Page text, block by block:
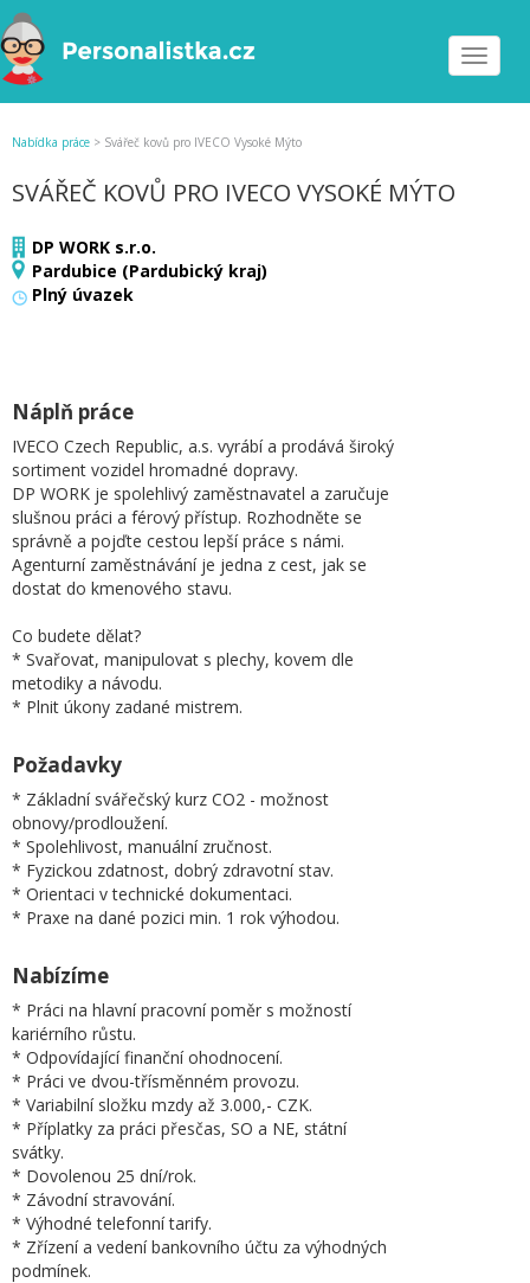
Toggle
Nabídka práce > Svářeč kovů pro IVECO Vysoké Mýto
SVÁŘEČ KOVŮ PRO IVECO VYSOKÉ MÝTO
DP WORK s.r.o.
Pardubice (Pardubický kraj)
Plný úvazek
Náplň práce
IVECO Czech Republic, a.s. vyrábí a prodává široký
sortiment vozidel hromadné dopravy.
DP WORK je spolehlivý zaměstnavatel a zaručuje
slušnou práci a férový přístup. Rozhodněte se
správně a pojďte cestou lepší práce s námi.
Agenturní zaměstnávání je jedna z cest, jak se
dostat do kmenového stavu.
Co budete dělat?
* Svařovat, manipulovat s plechy, kovem dle
metodiky a návodu.
* Plnit úkony zadané mistrem.
Požadavky
* Základní svářečský kurz CO2 - možnost
obnovy/prodloužení.
* Spolehlivost, manuální zručnost.
* Fyzickou zdatnost, dobrý zdravotní stav.
* Orientaci v technické dokumentaci.
* Praxe na dané pozici min. 1 rok výhodou.
Nabízíme
* Práci na hlavní pracovní poměr s možností
kariérního růstu.
* Odpovídající finanční ohodnocení.
* Práci ve dvou-třísměnném provozu.
* Variabilní složku mzdy až 3.000,- CZK.
* Příplatky za práci přesčas, SO a NE, státní
svátky.
* Dovolenou 25 dní/rok.
* Závodní stravování.
* Výhodné telefonní tarify.
* Zřízení a vedení bankovního účtu za výhodných
podmínek.